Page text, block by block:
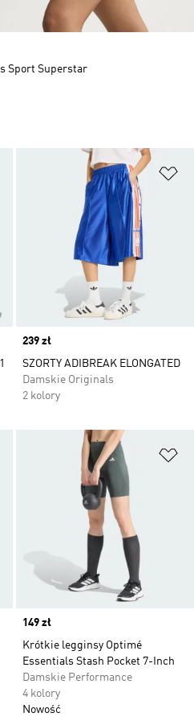
Dodaj do listy życzeń
Price
239 zł
SZORTY ADIBREAK ELONGATED
Damskie Originals
2 kolory
Dodaj do listy życzeń
Price
149 zł
Krótkie legginsy Optimé
Essentials Stash Pocket 7-Inch
Damskie Performance
4 kolory
Nowość
Sport Superstar